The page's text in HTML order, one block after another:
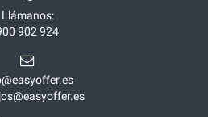
Llámanos:
902 924